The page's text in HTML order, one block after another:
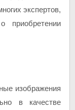
экспертов,
приобретении
изображения
в качестве